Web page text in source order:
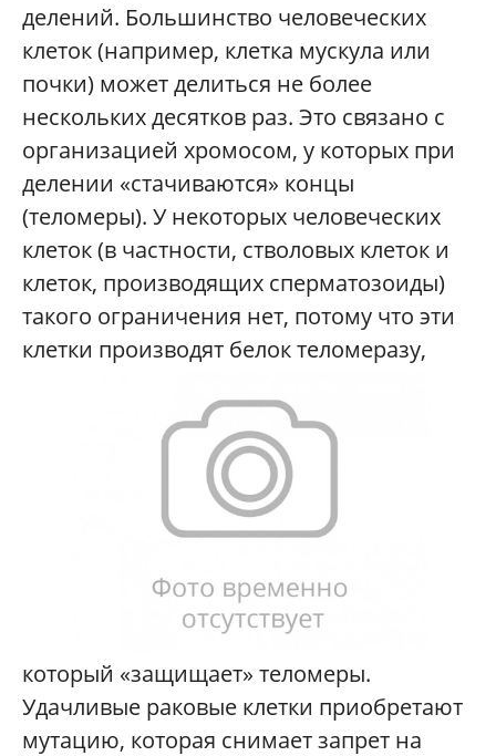
делений. Большинство человеческих
клеток (например, клетка мускула или
почки) может делиться не более
нескольких десятков раз. Это связано с
организацией хромосом, у которых при
делении «стачиваются» концы
(теломеры). У некоторых человеческих
клеток (в частности, стволовых клеток и
клеток, производящих сперматозоиды)
такого ограничения нет, потому что эти
клетки производят белок теломеразу,
который «защищает» теломеры.
Удачливые раковые клетки приобретают
мутацию, которая снимает запрет на